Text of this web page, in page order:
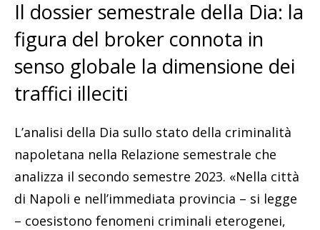
Il dossier semestrale della Dia: la
figura del broker connota in
senso globale la dimensione dei
traffici illeciti
L’analisi della Dia sullo stato della criminalità
napoletana nella Relazione semestrale che
analizza il secondo semestre 2023. «Nella città
di Napoli e nell’immediata provincia – si legge
– coesistono fenomeni criminali eterogenei,